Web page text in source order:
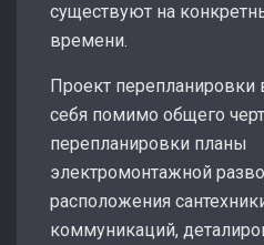
существуют на
времени.
Проект перепланировки
себя помимо общего
перепланировки планы
электромонтажной
расположения
коммуникаций,